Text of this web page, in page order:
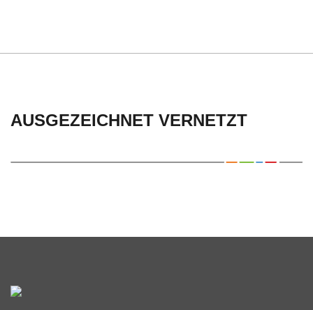
AUSGEZEICHNET VERNETZT